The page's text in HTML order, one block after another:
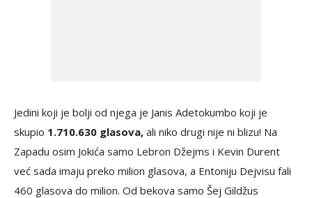
Jedini koji je bolji od njega je Janis Adetokumbo koji je
skupio 1.710.630 glasova, ali niko drugi nije ni blizu! Na
Zapadu osim Jokića samo Lebron Džejms i Kevin Durent
već sada imaju preko milion glasova, a Entoniju Dejvisu fali
460 glasova do milion. Od bekova samo Šej Gildžus